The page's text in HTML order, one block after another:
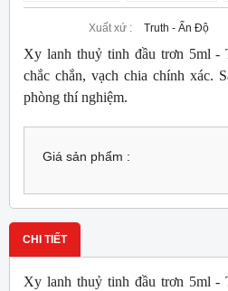
Xuất xứ : Truth - Ấn Độ
Xy lanh thuỷ tinh đầu trơn 5ml -
chắc chắn, vạch chia chính xác.
phòng thí nghiệm.
Giá sản phẩm :
CHI TIẾT
Xy lanh thuỷ tinh đầu trơn 5ml -